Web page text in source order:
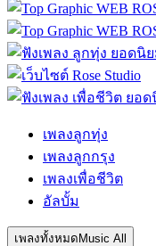
เพลงลูกทุ่ง
เพลงลูกกรุง
เพลงเพื่อชีวิต
อัลบั้ม
เพลงทั้งหมด Music All